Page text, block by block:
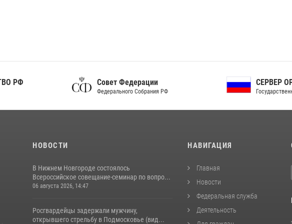
Совет Федерации
Федерального Собрания РФ
СЕРВЕР ОРГАНОВ
Государственной власти РФ
НОВОСТИ
В Нижнем Новгороде состоялось
Всероссийское совещание-семинар по вопро...
06 августа 2026, 14:47
Росгвардейцы задержали мужчину,
открывшего стрельбу в Подмосковье (вид...
НАВИГАЦИЯ
Главная
Новости
Федеральная служба
Деятельность